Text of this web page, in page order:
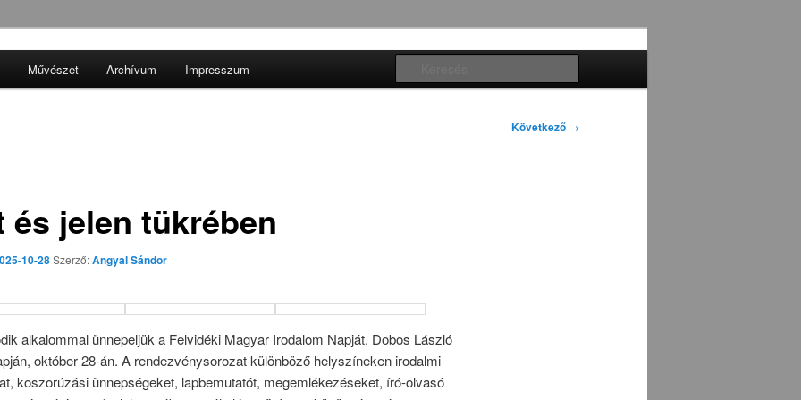
folyóirat
Művészet Archívum Impresszum
Következő →
és jelen tükrében
10-28Szerző:Angyal Sándor
alkalommal ünnepeljük a Felvidéki Magyar Irodalom Napját, Dobos László
október 28-án. A rendezvénysorozat különböző helyszíneken irodalmi
koszorúzási ünnepségeket, lapbemutatót, megemlékezéseket, író-olvasó